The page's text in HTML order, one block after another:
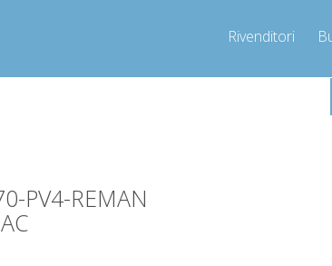
Rivenditori
Lunedì-Venerdì 9-12 / 14-17
PV4-REMAN